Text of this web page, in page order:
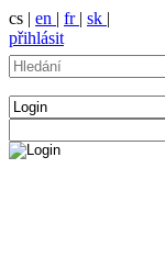
cs | en | fr | sk |
přihlásit